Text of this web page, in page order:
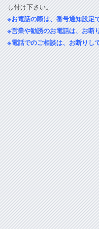
し付け下さい。
※お電話の際は、番号通知設定
※営業や勧誘のお電話は、お断
※電話でのご相談は、お断りし